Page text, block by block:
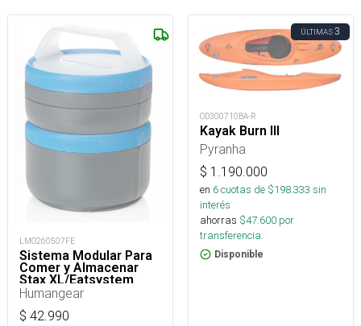
LMO260507FE
Sistema Modular Para
Comer y Almacenar
Stax XL/Eatsystem
Humangear
$ 42.990
ÚLTIMAS3
OD300710BA-R
Kayak Burn III
Pyranha
$ 1.190.000
en 6cuotas de $198.333 sin
interés
ahorras $47.600 por
transferencia.
Disponible